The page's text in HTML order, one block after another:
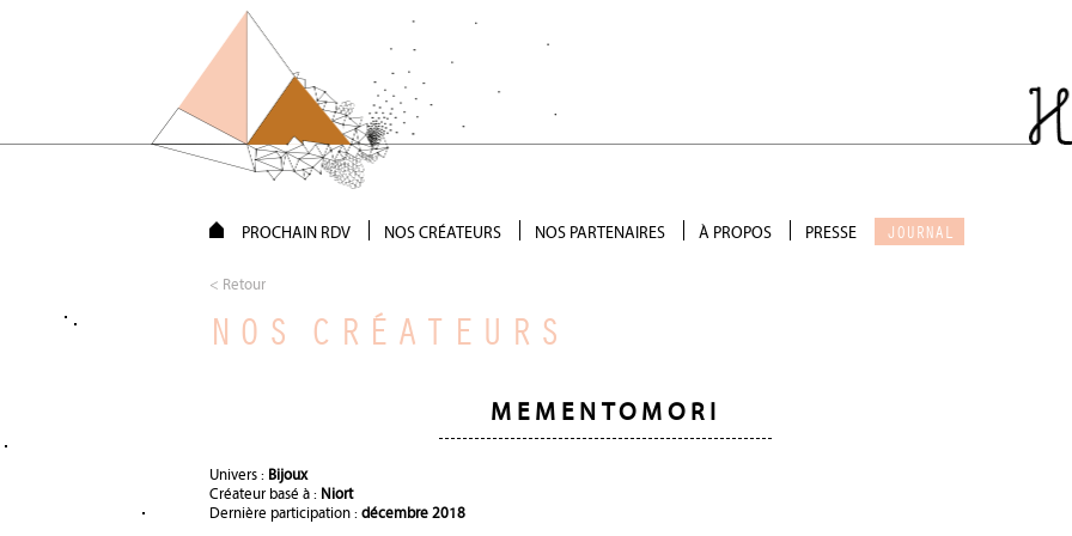
PROCHAIN RDV NOS CRÉATEURS NOS PARTENAIRES
Précieux soutien
Devenir partenaire
À PROPOS PRESSE JOURNAL
< Retour
NOS CRÉATEURS
MEMENTOMORI
Univers : Bijoux
Créateur basé à : Niort
Dernière participation : décembre 2018